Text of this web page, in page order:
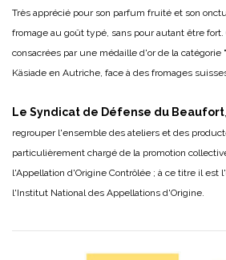
Très apprécié pour son parfum fruité et son
fromage au goût typé, sans pour autant être
consacrées par une médaille d'or de la catégorie
Käsiade en Autriche, face à des fromages
Le Syndicat de Défense du Beaufort,
regrouper l'ensemble des ateliers et des
particulièrement chargé de la promotion
l'Appellation d'Origine Contrôlée ; à ce titre il est
l'Institut National des Appellations d'Origine.